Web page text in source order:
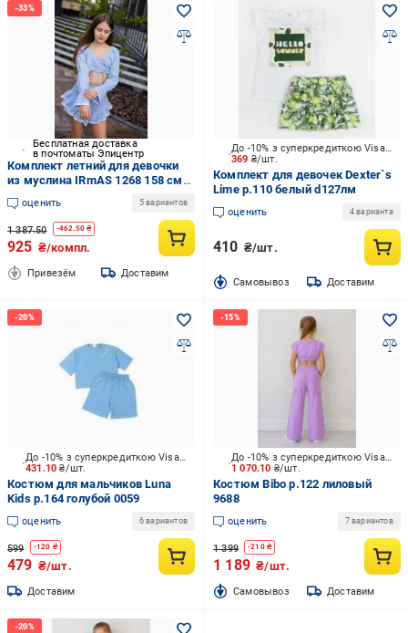
Бесплатная доставка
в почтоматы Эпицентр
Комплект летний для девочки
из муслина IRmAS 1268 158 см
Голубой
оценить 5 вариантов
1 387.50 -462.50 ₴
925 ₴/компл.
Привезём Доставим
369 ₴/шт.
До -10% з суперкредиткою Visa Вигода
Комплект для девочек Dexter`s
Lime р.110 белый d127лм
оценить 4 варианта
410 ₴/шт.
Cамовывоз Доставим
431.10₴/шт.
До -10% з суперкредиткою Visa Вигода
Костюм для мальчиков Luna
Kids р.164 голубой 0059
оценить 6 вариантов
599 -120 ₴
479 ₴/шт.
Доставим
1 070.10 ₴/шт.
До -10% з суперкредиткою Visa Вигода
Костюм Bibo р.122 лиловый
9688
оценить 7 вариантов
1 399 -210₴
1 189 ₴/шт.
Cамовывоз Доставим